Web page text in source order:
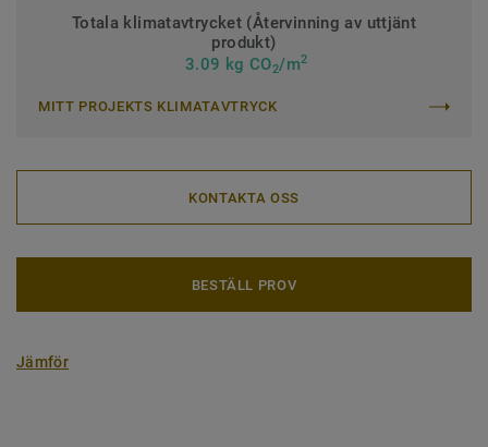
Totala klimatavtrycket (Återvinning av uttjänt
produkt)
3.09 kg CO2/m2
MITT PROJEKTS KLIMATAVTRYCK
KONTAKTA OSS
BESTÄLL PROV
Jämför